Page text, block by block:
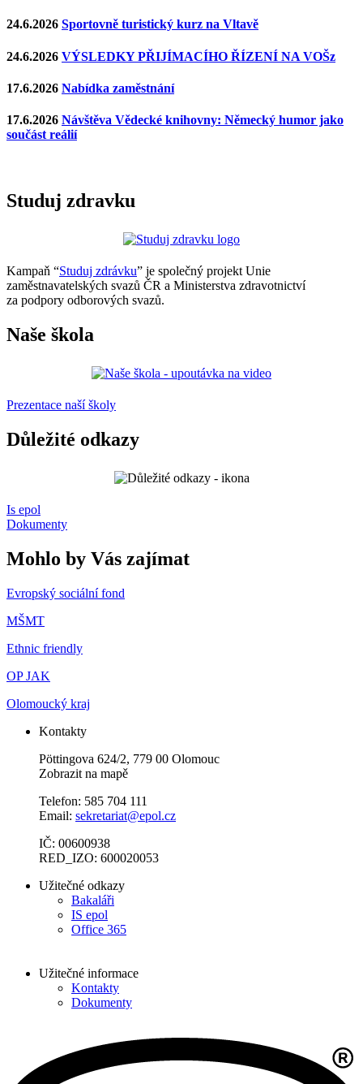
24.6.2026 Sportovně turistický kurz na Vltavě
24.6.2026 VÝSLEDKY PŘIJÍMACÍHO ŘÍZENÍ NA VOŠz
17.6.2026 Nabídka zaměstnání
17.6.2026 Návštěva Vědecké knihovny: Německý humor jako
součást reálií
Studuj zdravku
Kampaň “Studuj zdrávku” je společný projekt Unie
zaměstnavatelských svazů ČR a Ministerstva zdravotnictví
za podpory odborových svazů.
Naše škola
Prezentace naší školy
Důležité odkazy
Is epol
Dokumenty
Mohlo by Vás zajímat
Evropský sociální fond
MŠMT
Ethnic friendly
OP JAK
Olomoucký kraj
Kontakty
Pöttingova 624/2, 779 00 Olomouc
Zobrazit na mapě
Telefon: 585 704 111
Email: sekretariat@epol.cz
IČ: 00600938
RED_IZO: 600020053
Užitečné odkazy
Bakaláři
IS epol
Office 365
Užitečné informace
Kontakty
Dokumenty